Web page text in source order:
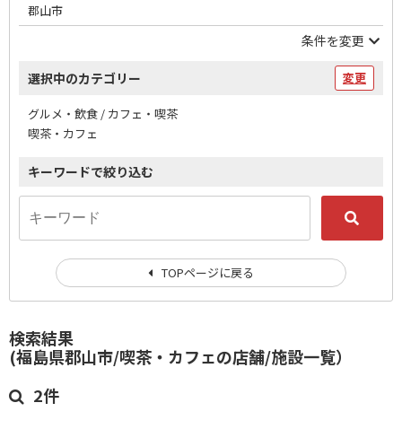
検索結果
(福島県郡山市/喫茶・カフェの店舗/施設一覧）
2件
郡山市
条件を変更
選択中のカテゴリー 変更
グルメ・飲食 / カフェ・喫茶
喫茶・カフェ
キーワードで絞り込む
TOPページに戻る